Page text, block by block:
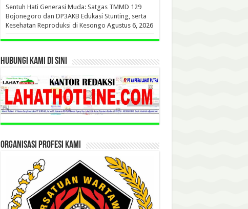
Sentuh Hati Generasi Muda: Satgas TMMD 129
Bojonegoro dan DP3AKB Edukasi Stunting, serta
Kesehatan Reproduksi di Kesongo Agustus 6, 2026
HUBUNGI KAMI DI SINI
ORGANISASI PROFESI KAMI